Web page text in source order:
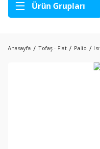
Ürün Grupları
Anasayfa Tofaş - Fiat Palio